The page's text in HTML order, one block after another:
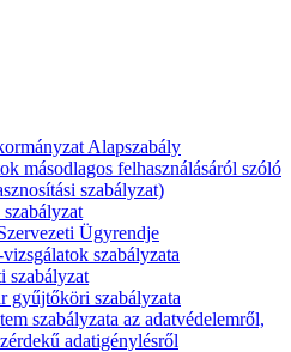
Alapszabály
másodlagos felhasználásáról szóló
szabályzat)
Ügyrendje
szabályzata
szabályzat
gyűjtőköri szabályzata
szabályzata az adatvédelemről,
adatigénylésről